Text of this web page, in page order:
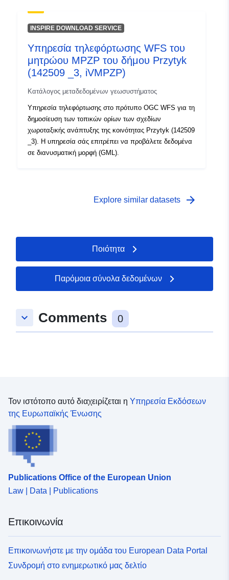
INSPIRE DOWNLOAD SERVICE
Υπηρεσία τηλεφόρτωσης WFS του
μητρώου MPZP του δήμου Przytyk
(142509 _3, iVMPZP)
Κατάλογος μεταδεδομένων γεωσυστήματος
Υπηρεσία τηλεφόρτωσης στο πρότυπο OGC WFS για τη
δημοσίευση των τοπικών ορίων των σχεδίων
χωροταξικής ανάπτυξης της κοινότητας Przytyk (142509
_3). Η υπηρεσία σάς επιτρέπει να προβάλετε δεδομένα
σε διανυσματική μορφή (GML).
Explore similar datasets arrow_forward
Ποιότητα
Παρόμοια σύνολα δεδομένων
keyboard_arrow_down Comments 0
Τον ιστότοπο αυτό διαχειρίζεται η Υπηρεσία Εκδόσεων
της Ευρωπαϊκής Ένωσης
Publications Office of the European Union
Law | Data | Publications
Επικοινωνία
Επικοινωνήστε με την ομάδα του European Data Portal
Συνδρομή στο ενημερωτικό μας δελτίο